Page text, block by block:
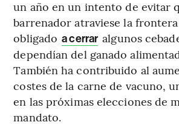
un año en un intento de evitar
barrenador atraviese la
obligado a cerrar algunos
dependían del ganado
También ha contribuido al
costes de la carne de vacuno,
en las próximas elecciones de
mandato.